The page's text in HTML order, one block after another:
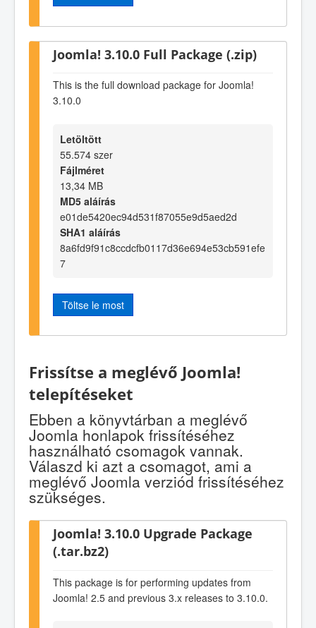
Joomla! 3.10.0 Full Package (.zip)
This is the full download package for Joomla!
3.10.0
Letöltött
55.574 szer
Fájlméret
13,34 MB
MD5 aláírás
e01de5420ec94d531f87055e9d5aed2d
SHA1 aláírás
8a6fd9f91c8ccdcfb0117d36e694e53cb591efe
7
Töltse le most
Frissítse a meglévő Joomla!
telepítéseket
Ebben a könyvtárban a meglévő
Joomla honlapok frissítéséhez
használható csomagok vannak.
Válaszd ki azt a csomagot, ami a
meglévő Joomla verziód frissítéséhez
szükséges.
Joomla! 3.10.0 Upgrade Package
(.tar.bz2)
This package is for performing updates from
Joomla! 2.5 and previous 3.x releases to 3.10.0.